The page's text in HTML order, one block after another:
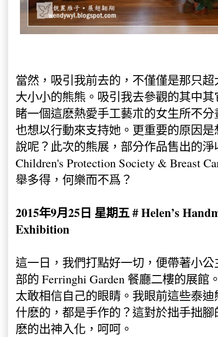
當然，吸引我前去的，不僅僅是那只
大小小的熊熊。吸引我去參觀的其中
睹一個這麽熱愛手工藝朮的女生所不
也想以行動來支持她。更重要的原因
說呢？此次的熊展，部分作品售出的
Children's Protection Society & Breast
舉多得，何樂而不爲？
2015年9月25日 星期五 # Helen’s
Exhibition
這一日，我們打點好一切，便帶著小
部的 Ferringhi Garden 餐廳二樓的展館
太敢相信自己的眼睛。我眼前這些泰
什麽的，都是手作的？這對於拙手拙
麽的出神入化，呵呵。